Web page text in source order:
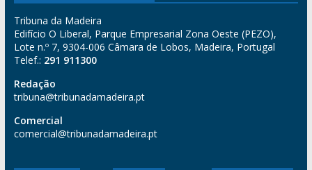
Tribuna da Madeira
Edifício O Liberal, Parque Empresarial Zona Oeste (PEZO),
Lote n.º 7, 9304-006 Câmara de Lobos, Madeira, Portugal
Telef.: 291 911300
Redação
tribuna@tribunadamadeira.pt
Comercial
comercial@tribunadamadeira.pt